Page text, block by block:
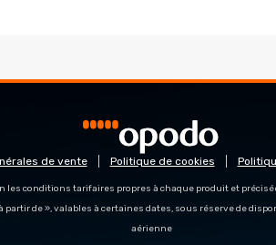
de vente Politique de cookies
les conditions tarifaires propres à chaque produit et
partir de », valables à certaines dates, sous réserve de
aérienne